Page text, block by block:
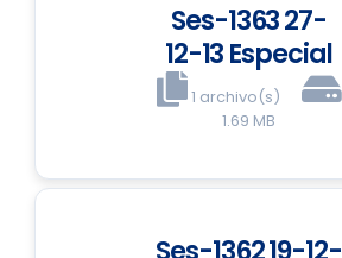
Ses-1363 27-
12-13 Especial
1 archivo(s)
1.69 MB